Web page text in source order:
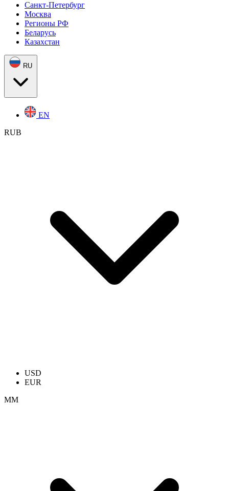
Санкт-Петербург
Москва
Регионы РФ
Беларусь
Казахстан
RU
EN
RUB
USD
EUR
ММ